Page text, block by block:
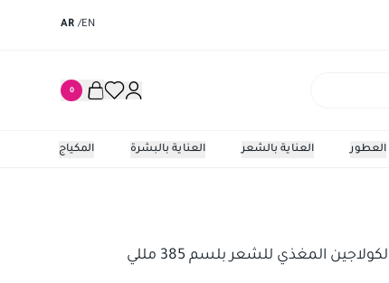
EN
/
AR
0
المكياج العناية بالبشرة العناية بالشعر العطور
المغذي للشعر بلسم 385 مللي